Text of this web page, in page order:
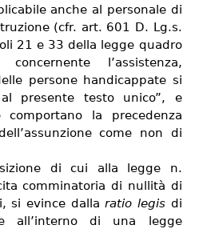
anche al personale di
(cfr. art. 601 D. Lg.s.
21 e 33 della legge quadro
l’assistenza,
persone handicappate si
presente testo unico”, e
la precedenza
come non di
di cui alla legge n.
comminatoria di nullità di
si evince dallaratio legisdi
all’interno di una legge